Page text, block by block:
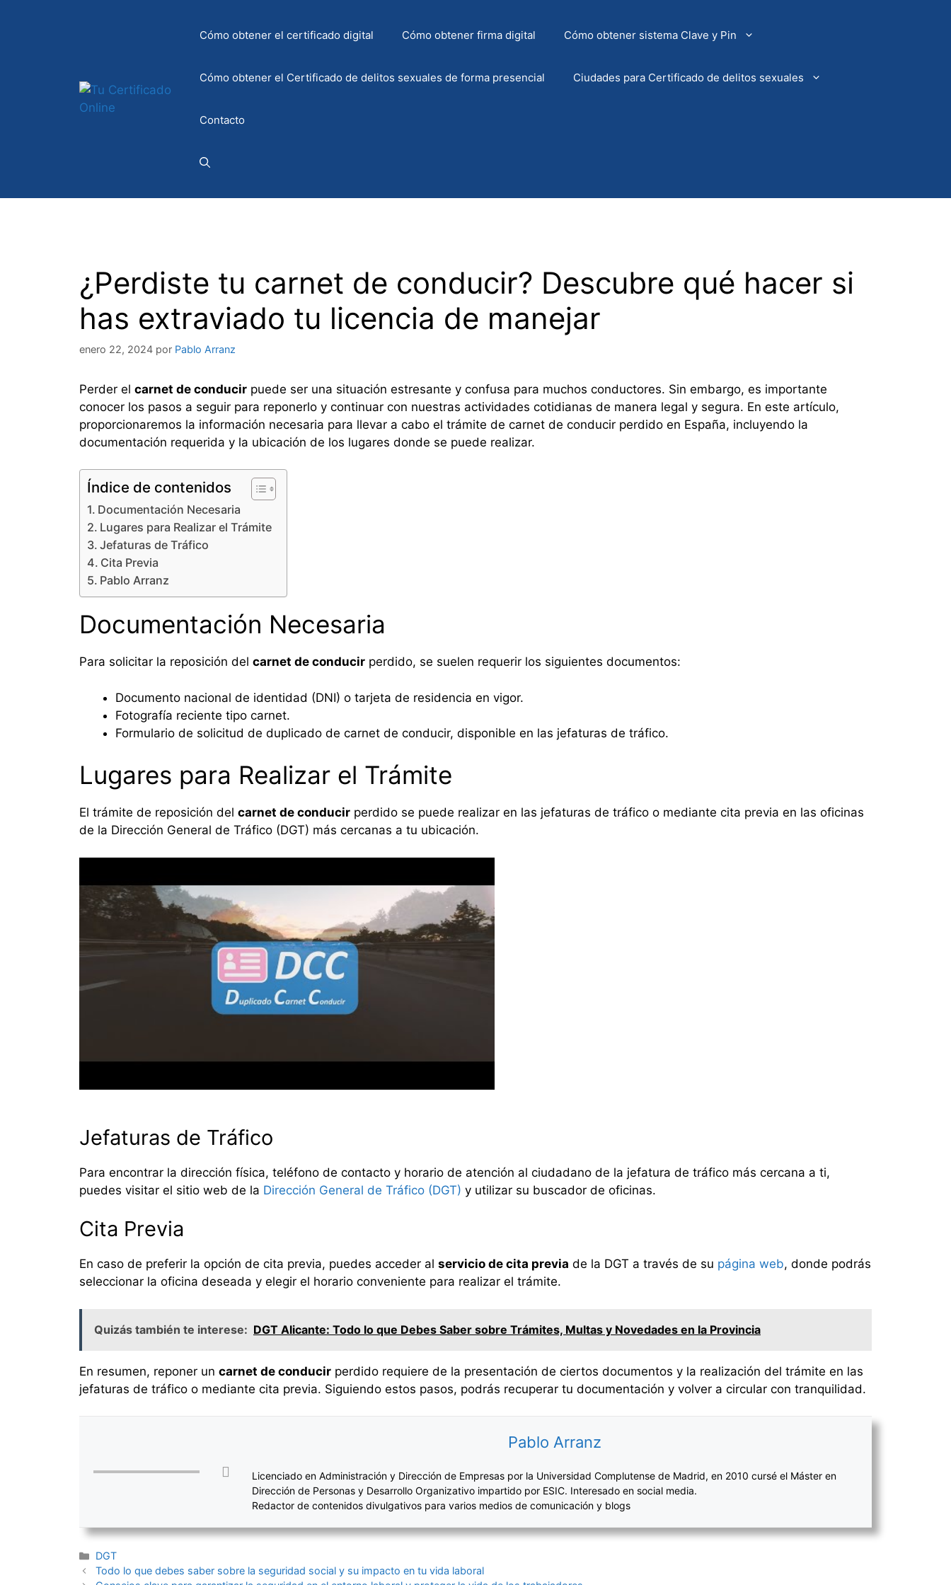
Cómo obtener el certificado digital Cómo obtener firma digital Cómo obtener sistema Clave y Pin
Cómo obtener el Certificado de delitos sexuales de forma presencial Ciudades para Certificado de delitos sexuales
Contacto
¿Perdiste tu carnet de conducir? Descubre qué hacer si
has extraviado tu licencia de manejar
enero 22, 2024 por Pablo Arranz
Perder el carnet de conducir puede ser una situación estresante y confusa para muchos conductores. Sin embargo, es importante
conocer los pasos a seguir para reponerlo y continuar con nuestras actividades cotidianas de manera legal y segura. En este artículo,
proporcionaremos la información necesaria para llevar a cabo el trámite de carnet de conducir perdido en España, incluyendo la
documentación requerida y la ubicación de los lugares donde se puede realizar.
Índice de contenidos
Documentación Necesaria
Lugares para Realizar el Trámite
Jefaturas de Tráfico
Cita Previa
Pablo Arranz
Documentación Necesaria
Para solicitar la reposición del carnet de conducir perdido, se suelen requerir los siguientes documentos:
Documento nacional de identidad (DNI) o tarjeta de residencia en vigor.
Fotografía reciente tipo carnet.
Formulario de solicitud de duplicado de carnet de conducir, disponible en las jefaturas de tráfico.
Lugares para Realizar el Trámite
El trámite de reposición del carnet de conducir perdido se puede realizar en las jefaturas de tráfico o mediante cita previa en las oficinas
de la Dirección General de Tráfico (DGT) más cercanas a tu ubicación.
Jefaturas de Tráfico
Para encontrar la dirección física, teléfono de contacto y horario de atención al ciudadano de la jefatura de tráfico más cercana a ti,
puedes visitar el sitio web de la Dirección General de Tráfico (DGT) y utilizar su buscador de oficinas.
Cita Previa
En caso de preferir la opción de cita previa, puedes acceder al servicio de cita previa de la DGT a través de su página web, donde podrás
seleccionar la oficina deseada y elegir el horario conveniente para realizar el trámite.
Quizás también te interese: DGT Alicante: Todo lo que Debes Saber sobre Trámites, Multas y Novedades en la Provincia
En resumen, reponer un carnet de conducir perdido requiere de la presentación de ciertos documentos y la realización del trámite en las
jefaturas de tráfico o mediante cita previa. Siguiendo estos pasos, podrás recuperar tu documentación y volver a circular con tranquilidad.
Pablo Arranz
Licenciado en Administración y Dirección de Empresas por la Universidad Complutense de Madrid, en 2010 cursé el Máster en
Dirección de Personas y Desarrollo Organizativo impartido por ESIC. Interesado en social media.
Redactor de contenidos divulgativos para varios medios de comunicación y blogs
Categorías
DGT
Navegación
Todo lo que debes saber sobre la seguridad social y su impacto en tu vida laboral